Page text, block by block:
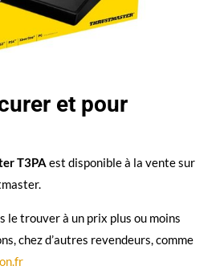
et pour
T3PA est disponible à la vente sur
le trouver à un prix plus ou moins
chez d’autres revendeurs, comme